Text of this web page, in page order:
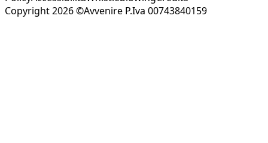
Copyright 2026 ©Avvenire P.Iva 00743840159